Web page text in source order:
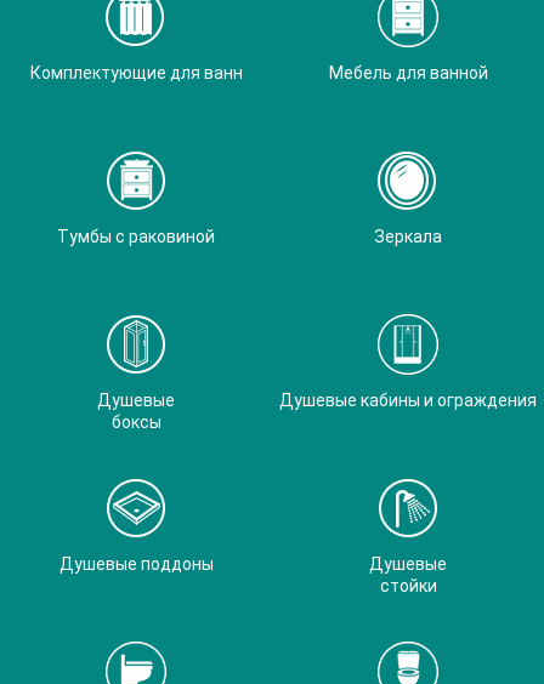
Комплектующие для ванн Мебель для ванной
Тумбы с раковиной Зеркала
Душевые
боксы
Душевые кабины и ограждения
Душевые поддоны
Душевые
стойки